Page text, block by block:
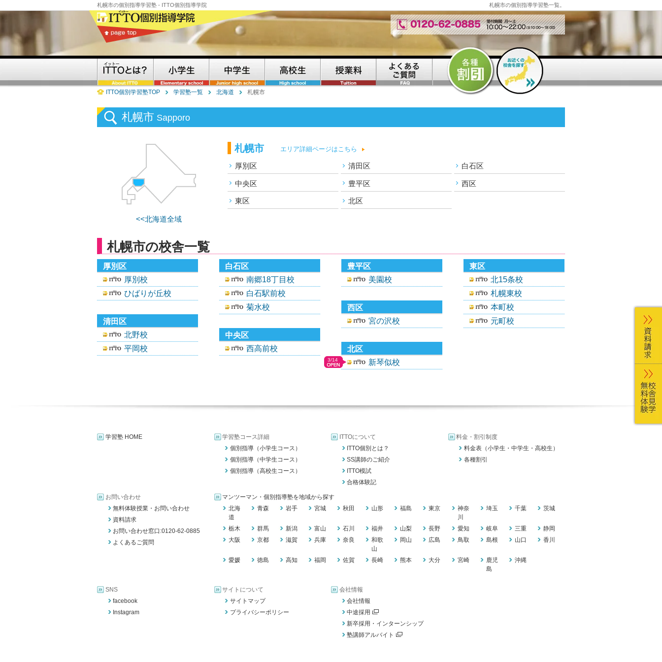
札幌市の個別指導学習塾 - ITTO個別指導学院 札幌市の個別指導学習塾一覧。
ITTO個別学習塾TOP 学習塾一覧 北海道 札幌市
札幌市 Sapporo
<<北海道全域
札幌市 エリア詳細ページはこちら
厚別区 清田区 白石区
中央区 豊平区 西区
東区 北区
札幌市の校舎一覧
厚別区
厚別校
ひばりが丘校
清田区
北野校
平岡校
白石区
南郷18丁目校
白石駅前校
菊水校
中央区
西高前校
豊平区
美園校
西区
宮の沢校
北区
3/14 新琴似校
東区
北15条校
札幌東校
本町校
元町校
学習塾 HOME
学習塾コース詳細
個別指導（小学生コース）
個別指導（中学生コース）
個別指導（高校生コース）
ITTOについて
ITTO個別とは？
SS講師のご紹介
ITTO模試
合格体験記
料金・割引制度
料金表（小学生・中学生・高校生）
各種割引
お問い合わせ
無料体験授業・お問い合わせ
資料請求
お問い合わせ窓口:0120-62-0885
よくあるご質問
マンツーマン・個別指導塾を地域から探す
北海
道
青森 岩手 宮城 秋田 山形 福島 東京
神奈
川
埼玉 千葉 茨城
栃木 群馬 新潟 富山 石川 福井 山梨 長野 愛知 岐阜 三重
静岡
大阪
京都 滋賀 兵庫 奈良
和歌
山
岡山 広島 鳥取 島根 山口 香川
愛媛 徳島 高知 福岡 佐賀 長崎 熊本 大分 宮崎
鹿児
島
沖縄
SNS
facebook
Instagram
サイトについて
サイトマップ
プライバシーポリシー
会社情報
会社情報
中途採用
新卒採用・インターンシップ
塾講師アルバイト